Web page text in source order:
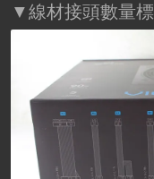
▼線材接頭數量